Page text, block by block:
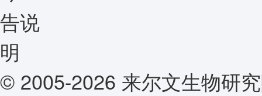
© 2005-2026 来尔文生物研